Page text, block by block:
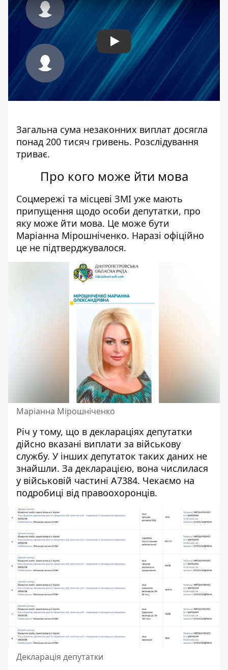
Play
Загальна сума незаконних виплат досягла
понад 200 тисяч гривень. Розслідування
триває.
Про кого може йти мова
Соцмережі та місцеві ЗМІ уже мають
припущення щодо особи депутатки, про
яку може йти мова. Це може бути
Маріанна Мірошніченко. Наразі офіційно
це не підтверджувалося.
Маріанна Мірошніченко
Річ у тому, що в деклараціях депутатки
дійсно вказані виплати за військову
службу. У інших депутаток таких даних не
знайшли. За декларацією, вона числилася
у військовій частині А7384. Чекаємо на
подробиці від правоохоронців.
Декларація депутатки